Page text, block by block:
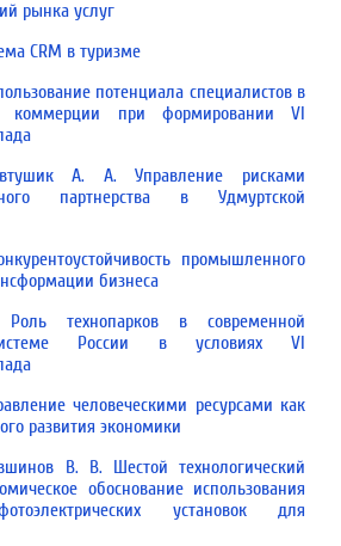
рынка услуг
CRM в туризме
потенциала специалистов в
коммерции при формировании VI
А. А. Управление рисками
партнерства в Удмуртской
промышленного
биз­неса
технопарков в современной
России в условиях VI
человеческими ресурсами как
развития экономики
В. В. Шестой технологический
обоснование использования
установок для